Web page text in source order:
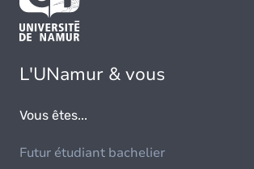
L'UNamur & vous
Vous êtes...
Futur étudiant bachelier